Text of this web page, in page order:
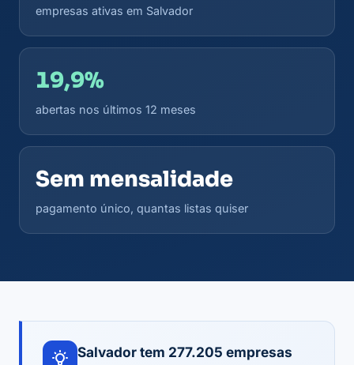
empresas ativas em Salvador
19,9%
abertas nos últimos 12 meses
Sem mensalidade
pagamento único, quantas listas quiser
Salvador tem 277.205 empresas